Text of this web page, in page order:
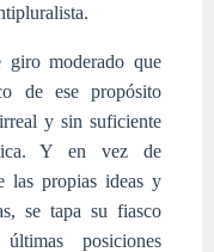
giro moderado que
de ese propósito
y sin suficiente
Y en vez de
las propias ideas y
se tapa su fiasco
posiciones